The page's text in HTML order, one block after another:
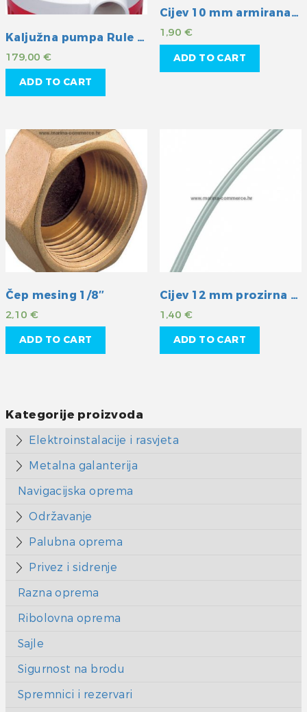
Kaljužna pumpa Rule 1500GPH 24V
179,00 €
ADD TO CART
Cijev 10 mm armirana žicom
1,90 €
ADD TO CART
Čep mesing 1/8″
2,10 €
ADD TO CART
Cijev 12 mm prozirna PVC
1,40 €
ADD TO CART
Kategorije proizvoda
Elektroinstalacije i rasvjeta
Metalna galanterija
Navigacijska oprema
Održavanje
Palubna oprema
Privez i sidrenje
Razna oprema
Ribolovna oprema
Sajle
Sigurnost na brodu
Spremnici i rezervari